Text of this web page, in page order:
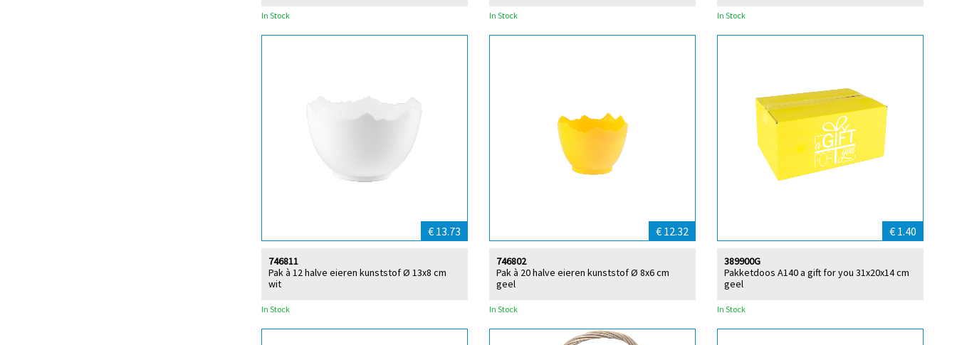
In Stock In Stock In Stock
€ 13.73
Pak à 12 halve eieren kunststof Ø 13x8 cm
wit
746811
In Stock
€ 12.32
Pak à 20 halve eieren kunststof Ø 8x6 cm
geel
746802
In Stock
€ 1.40
Pakketdoos A140 a gift for you 31x20x14 cm
geel
389900G
In Stock